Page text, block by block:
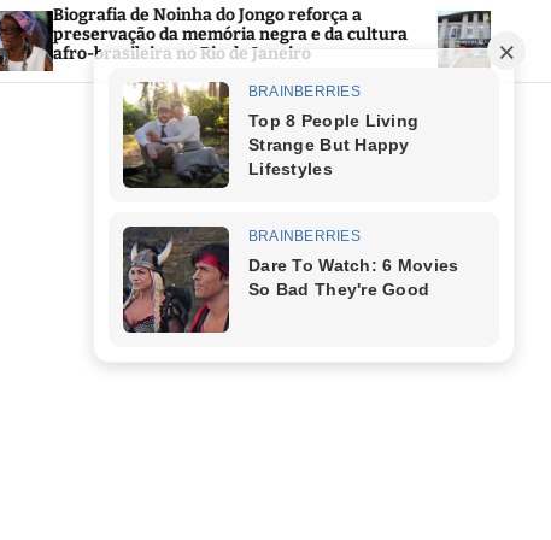
do Jongo reforça a
memória negra e da cultura
no Rio de Janeiro
Prefeitura de
Público 2026 com mais
área da Educação